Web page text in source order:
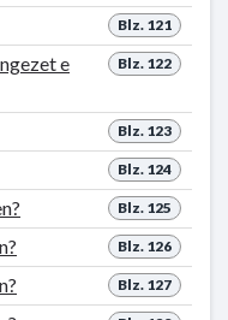
Blz. 121
Blz. 122
e
Blz. 123
Blz. 124
Blz. 125
Blz. 126
Blz. 127